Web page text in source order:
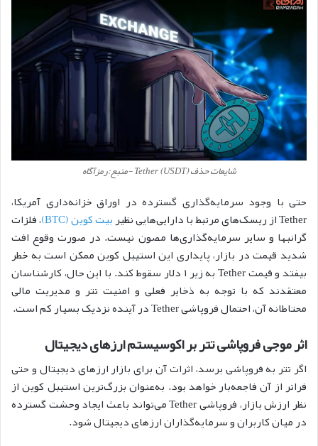
شایعات حذف Tether (USDT) -منبع:رمزآگاه
حتی با وجود سرمایه‌گذاری گسترده در اوراق خزانه‌داری آمریکا،
Tether از ریسک‌های مرتبط با دارایی‌هایی نظیر
بیت کوین (BTC)
، فلزات
گرانبها و سایر سرمایه‌گذاری‌ها مصون نیست. در صورت وقوع افت
شدید قیمت در بازار، پایداری این استیبل کوین ممکن است به خطر
بیفتد و قیمت Tether به زیر ۱ دلار سقوط کند. با این حال، کارشناسان
معتقدند که با توجه به ذخایر فعلی و امنیت تتر و مدیریت مالی
محتاطانه آن، احتمال فروپاشی Tether در آینده نزدیک بسیار کم است.
اثر موجی فروپاشی تتر بر اکوسیستم ارزهای دیجیتال
اگر تتر به فروپاشی برسد، اثرات آن برای بازار ارزهای دیجیتال و حتی
فراتر از آن فاجعه‌بار خواهد بود. به‌عنوان بزرگ‌ترین استیبل کوین از
نظر ارزش بازار، فروپاشی Tether می‌تواند باعث ایجاد وحشت گسترده
در میان کاربران و سرمایه‌گذاران ارزهای دیجیتال شود.